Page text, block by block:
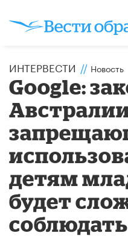
ИНТЕРВЕСТИ // Новость
Google:
детям
будет
соблюдать